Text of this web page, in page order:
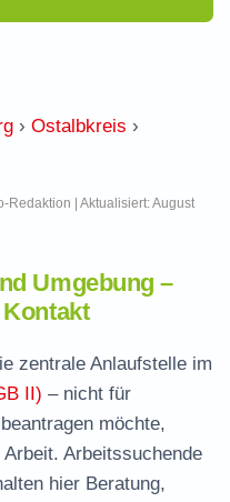
› Ostalbkreis ›
Redaktion | Aktualisiert: August
Umgebung –
zentrale Anlaufstelle im
II) – nicht für
möchte,
Arbeitssuchende
hier Beratung,